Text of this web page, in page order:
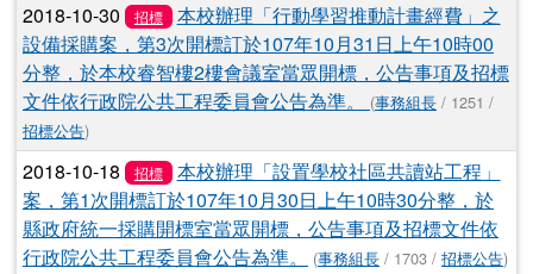
2018-10-30 招標
本校辦理「行動學習推動計畫經費」之
設備採購案，第3次開標訂於107年10月31日上午10時00
分整，於本校睿智樓2樓會議室當眾開標，公告事項及招標
文件依行政院公共工程委員會公告為準。
(事務組長 / 1251 /
招標公告)
2018-10-18 招標
本校辦理「設置學校社區共讀站工程」
案，第1次開標訂於107年10月30日上午10時30分整，於
縣政府統一採購開標室當眾開標，公告事項及招標文件依
行政院公共工程委員會公告為準。
(事務組長 / 1703 / 招標公告)